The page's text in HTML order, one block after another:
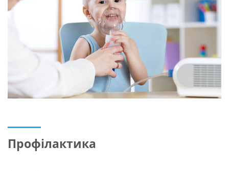
Профілактика